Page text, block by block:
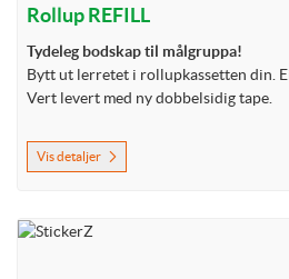
Rollup REFILL
Tydeleg bodskap til målgruppa!
Bytt ut lerretet i rollupkassetten din.
Vert levert med ny dobbelsidig tape.
Vis detaljer
Vis detaljer StickerZ